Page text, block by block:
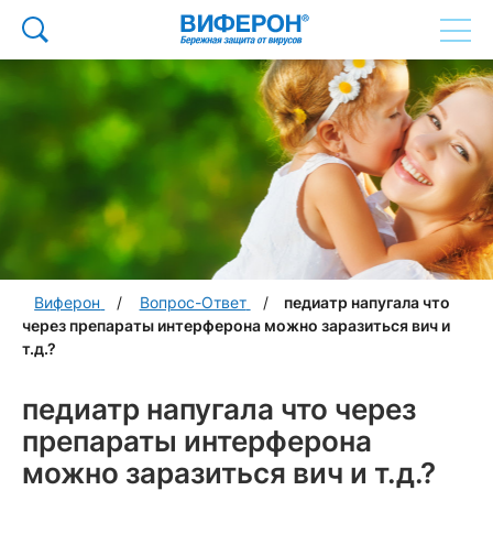
Виферон Вопрос-Ответ
педиатр напугала что
через препараты интерферона можно заразиться вич и
т.д.?
педиатр напугала что через
препараты интерферона
можно заразиться вич и т.д.?